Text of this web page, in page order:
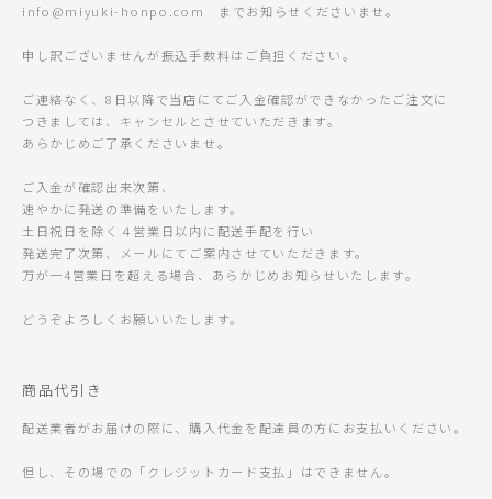
info@miyuki-honpo.com までお知らせくださいませ。
申し訳ございませんが振込手数料はご負担ください。
ご連絡なく、8日以降で当店にてご入金確認ができなかったご注文に
つきましては、キャンセルとさせていただきます。
あらかじめご了承くださいませ。
ご入金が確認出来次第、
速やかに発送の準備をいたします。
土日祝日を除く４営業日以内に配送手配を行い
発送完了次第、メールにてご案内させていただきます。
万が一4営業日を超える場合、あらかじめお知らせいたします。
どうぞよろしくお願いいたします。
商品代引き
配送業者がお届けの際に、購入代金を配達員の方にお支払いください。
但し、その場での「クレジットカード支払」はできません。